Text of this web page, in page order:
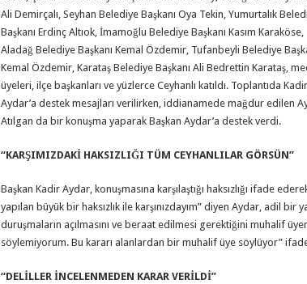
Ali Demirçalı, Seyhan Belediye Başkanı Oya Tekin, Yumurtalık
Başkanı Erdinç Altıok, İmamoğlu Belediye Başkanı Kasım Karaköse,
Aladağ Belediye Başkanı Kemal Özdemir, Tufanbeyli Belediye
Kemal Özdemir, Karataş Belediye Başkanı Ali Bedrettin Karataş,
üyeleri, ilçe başkanları ve yüzlerce Ceyhanlı katıldı. Toplantıda Kadir
Aydar’a destek mesajları verilirken, iddianamede mağdur edilen
Atılgan da bir konuşma yaparak Başkan Aydar’a destek verdi.
‘‘KARŞIMIZDAKİ HAKSIZLIĞI TÜM CEYHANLILAR GÖRSÜN’’
Başkan Kadir Aydar, konuşmasına karşılaştığı haksızlığı ifade
yapılan büyük bir haksızlık ile karşınızdayım” diyen Aydar, adil
duruşmaların açılmasını ve beraat edilmesi gerektiğini muhalif
söylemiyorum. Bu kararı alanlardan bir muhalif üye söylüyor”
‘‘DELİLLER İNCELENMEDEN KARAR VERİLDİ’’